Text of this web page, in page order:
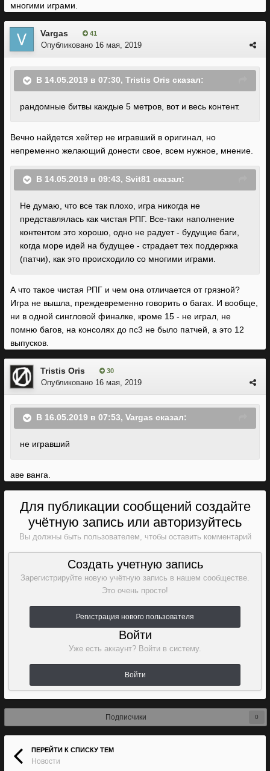
многими играми.
Vargas 41
Опубликовано 16 мая, 2019
В 14.05.2019 в 07:30, Tristis Oris сказал:
рандомные битвы каждые 5 метров, вот и весь контент.
Вечно найдется хейтер не игравший в оригинал, но
непременно желающий донести свое, всем нужное, мнение.
В 14.05.2019 в 09:43, Svit81 сказал:
Не думаю, что все так плохо, игра никогда не
представлялась как чистая РПГ. Все-таки наполнение
контентом это хорошо, одно не радует - будущие баги,
когда море идей на будущее - страдает тех поддержка
(патчи), как это происходило со многими играми.
А что такое чистая РПГ и чем она отличается от грязной?
Игра не вышла, преждевременно говорить о багах. И вообще,
ни в одной сингловой финалке, кроме 15 - не играл, не
помню багов, на консолях до пс3 не было патчей, а это 12
выпусков.
Tristis Oris 30
Опубликовано 16 мая, 2019
В 16.05.2019 в 07:53, Vargas сказал:
не игравший
аве ванга.
Для публикации сообщений создайте
учётную запись или авторизуйтесь
Вы должны быть пользователем, чтобы оставить комментарий
Создать учетную запись
Зарегистрируйте новую учётную запись в нашем сообществе.
Это очень просто!
Регистрация нового пользователя
Войти
Уже есть аккаунт? Войти в систему.
Войти
Подписчики 0
ПЕРЕЙТИ К СПИСКУ ТЕМ
Новости